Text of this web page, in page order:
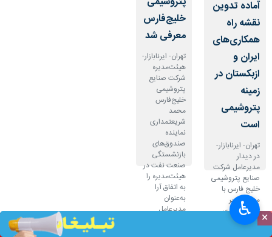
آماده تدوین
نقشه راه
همکاری‌های
ایران و
ازبکستان در
زمینه
پتروشیمی
است
تهران- ایرنابازار-
در دیدار
مدیرعامل شرکت
صنایع پتروشیمی
خلیج فارس با
معاون وزیر
سرمایه‌گذاری،
صنعت و تجارت
خلیج‌فارس
معرفی شد
تهران- ایرنابازار-
هیئت‌مدیره
شرکت صنایع
پتروشیمی
خلیج‌فارس
محمد
شریعتمداری
نماینده
صندوق‌های
بازنشستگی
صنعت نفت در
هیئت‌مدیره را
به اتفاق آرا
به‌عنوان
مدیرعامل
×
♿︎